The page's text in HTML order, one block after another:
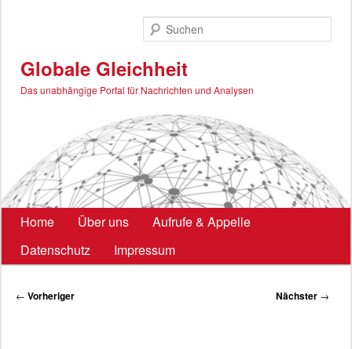
Globale Gleichheit
Das unabhängige Portal für Nachrichten und Analysen
Hauptmenü
Home Über uns
Aufrufe & Appelle
Datenschutz
Impressum
Beitragsnavigation
← Vorheriger Nächster →